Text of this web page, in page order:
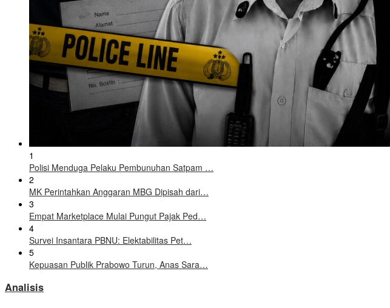
1
Polisi Menduga Pelaku Pembunuhan Satpam …
2
MK Perintahkan Anggaran MBG Dipisah dari…
3
Empat Marketplace Mulai Pungut Pajak Ped…
4
Survei Insantara PBNU: Elektabilitas Pet…
5
Kepuasan Publik Prabowo Turun, Anas Sara…
Analisis